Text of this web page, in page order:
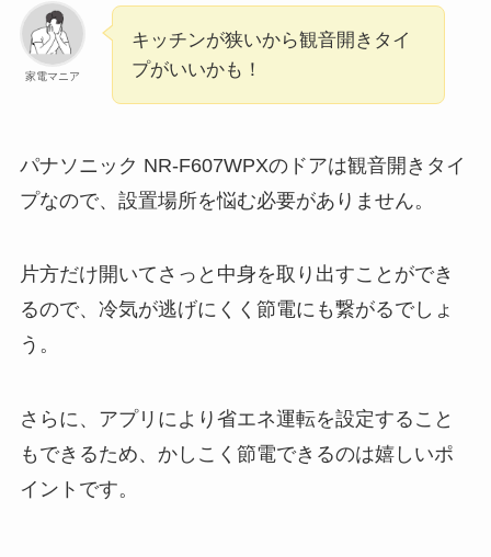
家電マニア
キッチンが狭いから観音開きタイ
プがいいかも！
パナソニック NR-F607WPXのドアは観音開きタイ
プなので、設置場所を悩む必要がありません。
片方だけ開いてさっと中身を取り出すことができ
るので、冷気が逃げにくく節電にも繋がるでしょ
う。
さらに、アプリにより省エネ運転を設定すること
もできるため、かしこく節電できるのは嬉しいポ
イントです。